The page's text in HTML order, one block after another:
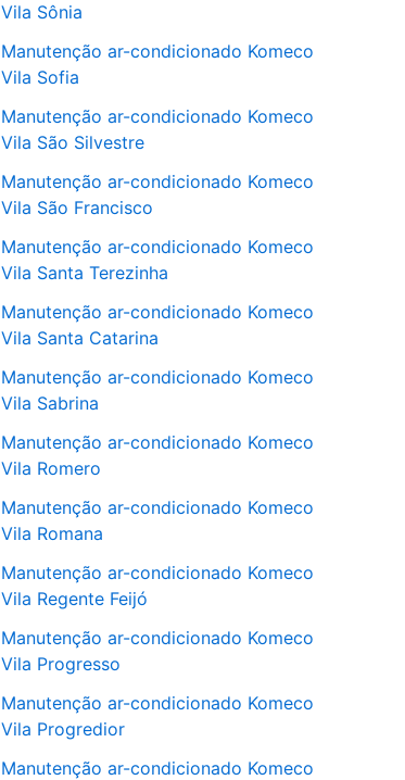
Vila Sônia
Manutenção ar-condicionado Komeco
Vila Sofia
Manutenção ar-condicionado Komeco
Vila São Silvestre
Manutenção ar-condicionado Komeco
Vila São Francisco
Manutenção ar-condicionado Komeco
Vila Santa Terezinha
Manutenção ar-condicionado Komeco
Vila Santa Catarina
Manutenção ar-condicionado Komeco
Vila Sabrina
Manutenção ar-condicionado Komeco
Vila Romero
Manutenção ar-condicionado Komeco
Vila Romana
Manutenção ar-condicionado Komeco
Vila Regente Feijó
Manutenção ar-condicionado Komeco
Vila Progresso
Manutenção ar-condicionado Komeco
Vila Progredior
Manutenção ar-condicionado Komeco